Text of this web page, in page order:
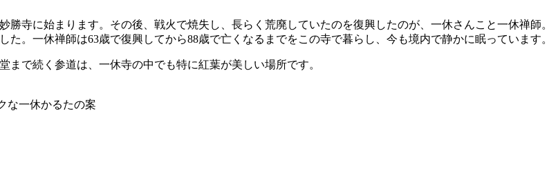
寺に始まります。その後、戦火で焼失し、長らく荒廃していたのを復興したのが、一休さんこと一休禅師。
。一休禅師は63歳で復興してから88歳で亡くなるまでをこの寺で暮らし、今も境内で静かに眠っています。
で続く参道は、一休寺の中でも特に紅葉が美しい場所です。
な一休かるたの案